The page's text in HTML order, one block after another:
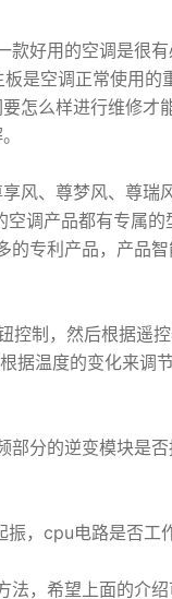
好用的空调是很有
是空调正常使用的
怎么样进行维修才
、尊梦风、尊瑞风
空调产品都有专属的
的专利产品，产品智
控制，然后根据遥
据温度的变化来调
分的逆变模块是否
，cpu电路是否工作
，希望上面的介绍